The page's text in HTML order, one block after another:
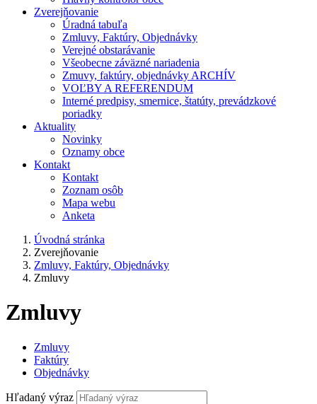
Zverejňovanie
Úradná tabuľa
Zmluvy, Faktúry, Objednávky
Verejné obstarávanie
Všeobecne záväzné nariadenia
Zmuvy, faktúry, objednávky ARCHÍV
VOĽBY A REFERENDUM
Interné predpisy, smernice, štatúty, prevádzkové
poriadky
Aktuality
Novinky
Oznamy obce
Kontakt
Kontakt
Zoznam osôb
Mapa webu
Anketa
Úvodná stránka
Zverejňovanie
Zmluvy, Faktúry, Objednávky
Zmluvy
Zmluvy
Zmluvy
Faktúry
Objednávky
Hľadaný výraz